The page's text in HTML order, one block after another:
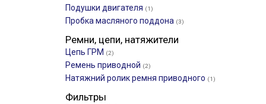
Подушки двигателя (1)
Пробка масляного поддона (3)
Ремни, цепи, натяжители
Цепь ГРМ (2)
Ремень приводной (2)
Натяжний ролик ремня приводного (1)
Фильтры